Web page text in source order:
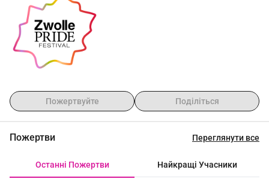
нам? Будь-яка пожертва вітається. Дякуємо і до
зустрічі 22, 23 та 24 серпня в Zwolle!
Пожертвуйте Поділіться
Пожертви Переглянути все
Останні Пожертви Найкращі Учасники